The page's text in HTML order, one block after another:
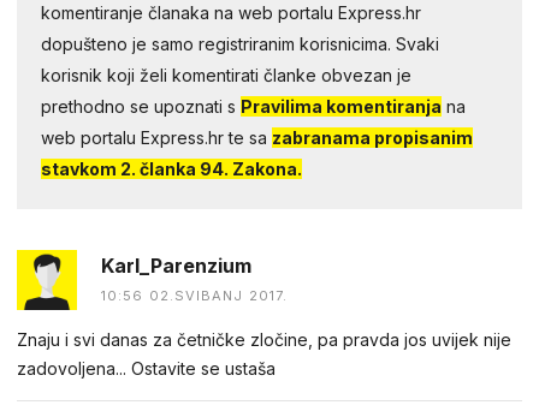
komentiranje članaka na web portalu Express.hr
dopušteno je samo registriranim korisnicima. Svaki
korisnik koji želi komentirati članke obvezan je
prethodno se upoznati s Pravilima komentiranja na
web portalu Express.hr te sa zabranama propisanim
stavkom 2. članka 94. Zakona.
Karl_Parenzium
10:56 02.SVIBANJ 2017.
Znaju i svi danas za četničke zločine, pa pravda jos uvijek nije
zadovoljena... Ostavite se ustaša